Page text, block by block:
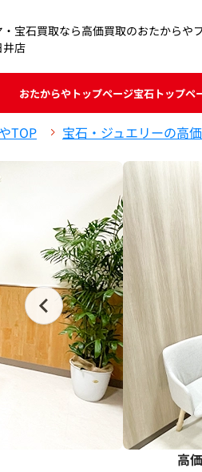
・宝石買取なら高価買取のおたからや
井店
おたからやトップページ宝石トップペ
TOP 宝石・ジュエリーの高
高